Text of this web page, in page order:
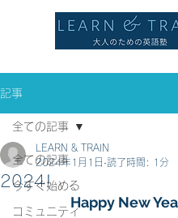
記事
全ての記事
今すぐ始める
コミュニティ
全ての記事
2024!
LEARN & TRAIN
2024年1月1日 読了時間: 1分
Happy New